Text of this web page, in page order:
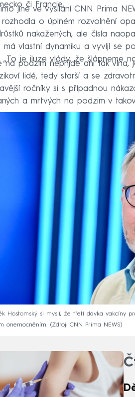
či Francie.
jiné ve vysílání CNN Prima
o úplném rozvolnění
nakažených, ale čísla
má vlastní dynamiku a vyvíjí se
„To je iluze vlády, že šlápneme
na podzim nepřijde ani tak vlna,
lidé, tedy starší a se
ročníky si s případnou
a mrtvých na podzim v
Hostomský si myslí, že třetí dávka vakcíny
onemocněním.
Zdroj: CNN Prima NEWS